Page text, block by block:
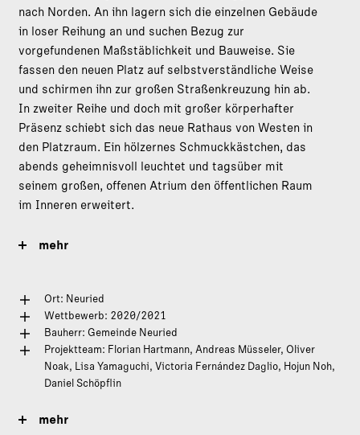
nach Norden. An ihn lagern sich die einzelnen Gebäude
in loser Reihung an und suchen Bezug zur
vorgefundenen Maßstäblichkeit und Bauweise. Sie
fassen den neuen Platz auf selbstverständliche Weise
und schirmen ihn zur großen Straßenkreuzung hin ab.
In zweiter Reihe und doch mit großer körperhafter
Präsenz schiebt sich das neue Rathaus von Westen in
den Platzraum. Ein hölzernes Schmuckkästchen, das
abends geheimnisvoll leuchtet und tagsüber mit
seinem großen, offenen Atrium den öffentlichen Raum
im Inneren erweitert.
mehr
Ort: Neuried
Wettbewerb: 2020/2021
Bauherr: Gemeinde Neuried
Projektteam: Florian Hartmann, Andreas Müsseler, Oliver
Noak, Lisa Yamaguchi, Victoria Fernández Daglio, Hojun Noh,
Daniel Schöpflin
mehr